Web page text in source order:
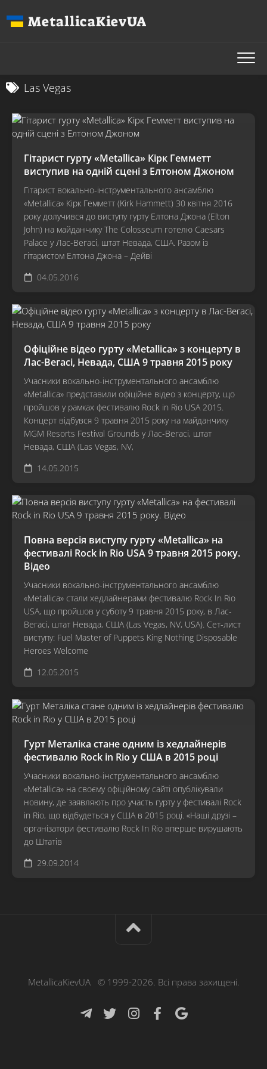
до
MetallicaKievUA
Las Vegas
Гітарист гурту «Metallica» Кірк Гемметт
виступив на одній сцені з Елтоном Джоном
Гітарист вокально-інструментального ансамблю
«Metallica» Кірк Гемметт (Kirk Hammett) 30 квітня 2016
року долучився до виступу гурту Елтона Джона (Elton
John) на майданчику The Colosseum готелю Caesars
Palace у Лас-Вегасі, штат Невада, США. Разом із
гітаристом Елтона Джона – Дейві
04.05.2016
Офіційне відео гурту «Metallica» з концерту в
Лас-Вегасі, Невада, США 9 травня 2015 року
Учасники вокально-інструментального ансамблю
«Metallica» представили офіційне відео з концерту, що
пройшов у рамках фестивалю Rock in Rio USA 2015.
Концерт відбувся 9 травня 2015 року на майданчику
MGM Resorts Festival Grounds у Лас-Вегасі, штат
Невада, США (Las Vegas, NV,
14.05.2015
Повна версія виступу гурту «Metallica» на
фестивалі Rock in Rio USA 9 травня 2015 року.
Відео
Учасники вокально-інструментального ансамблю
«Metallica» стали хедлайнерами фестивалю Rock In Rio
USA, що пройшов у суботу 9 травня 2015 року, в Лас-
Вегасі, штат Невада, США (Las Vegas, NV, USA). Сет-лист
виступу: Fuel Master of Puppets King Nothing Disposable
Heroes Welcome
12.05.2015
Гурт Металіка стане одним із хедлайнерів
фестивалю Rock in Rio у США в 2015 році
Учасники вокально-інструментального ансамблю
«Metallica» на своєму офіційному сайті опублікували
новину, де заявляють про участь гурту у фестивалі Rock
in Rio, що відбудеться у США в 2015 році. «Наші друзі –
організатори фестивалю Rock In Rio вперше вирушають
до Штатів
29.09.2014
MetallicaKievUA © 1999-2026. Всі права захищені.